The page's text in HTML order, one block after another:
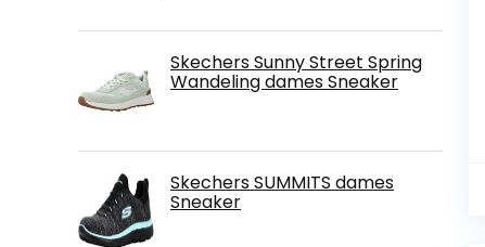
Skechers Sunny Street Spring
Wandeling dames Sneaker
Skechers SUMMITS dames
Sneaker